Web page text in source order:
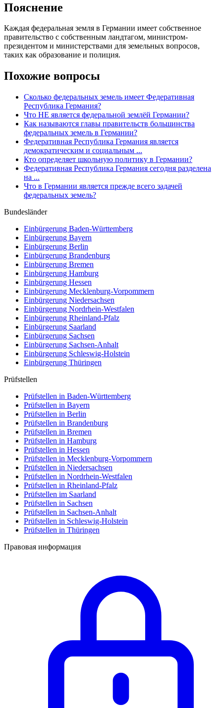
Пояснение
Каждая федеральная земля в Германии имеет собственное
правительство с собственным ландтагом, министром-
президентом и министерствами для земельных вопросов,
таких как образование и полиция.
Похожие вопросы
Сколько федеральных земель имеет Федеративная
Республика Германия?
Что НЕ является федеральной землёй Германии?
Как называются главы правительств большинства
федеральных земель в Германии?
Федеративная Республика Германия является
демократическим и социальным ...
Кто определяет школьную политику в Германии?
Федеративная Республика Германия сегодня разделена
на ...
Что в Германии является прежде всего задачей
федеральных земель?
Bundesländer
Einbürgerung Baden-Württemberg
Einbürgerung Bayern
Einbürgerung Berlin
Einbürgerung Brandenburg
Einbürgerung Bremen
Einbürgerung Hamburg
Einbürgerung Hessen
Einbürgerung Mecklenburg-Vorpommern
Einbürgerung Niedersachsen
Einbürgerung Nordrhein-Westfalen
Einbürgerung Rheinland-Pfalz
Einbürgerung Saarland
Einbürgerung Sachsen
Einbürgerung Sachsen-Anhalt
Einbürgerung Schleswig-Holstein
Einbürgerung Thüringen
Prüfstellen
Prüfstellen in Baden-Württemberg
Prüfstellen in Bayern
Prüfstellen in Berlin
Prüfstellen in Brandenburg
Prüfstellen in Bremen
Prüfstellen in Hamburg
Prüfstellen in Hessen
Prüfstellen in Mecklenburg-Vorpommern
Prüfstellen in Niedersachsen
Prüfstellen in Nordrhein-Westfalen
Prüfstellen in Rheinland-Pfalz
Prüfstellen im Saarland
Prüfstellen in Sachsen
Prüfstellen in Sachsen-Anhalt
Prüfstellen in Schleswig-Holstein
Prüfstellen in Thüringen
Правовая информация